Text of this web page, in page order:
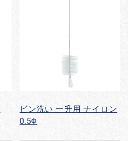
ビン洗い 一升用 ナイロン
0.5Φ